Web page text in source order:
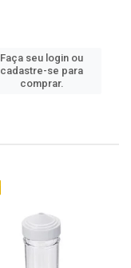
Faça seu login ou
cadastre-se para
comprar.